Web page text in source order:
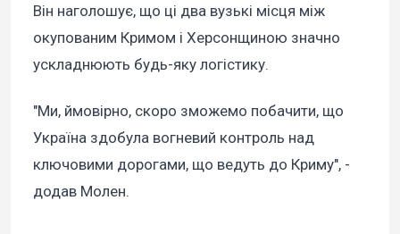
Він наголошує, що ці два вузькі місця між
окупованим Кримом і Херсонщиною значно
ускладнюють будь-яку логістику.
"Ми, ймовірно, скоро зможемо побачити, що
Україна здобула вогневий контроль над
ключовими дорогами, що ведуть до Криму", -
додав Молен.